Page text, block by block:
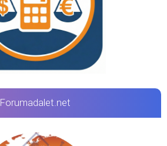
Forumadalet.net